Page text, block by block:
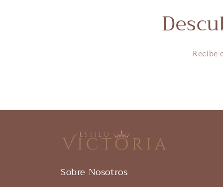
Recibe
Sobre Nosotros